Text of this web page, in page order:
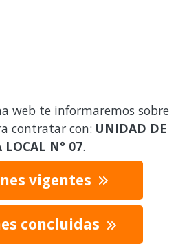
web te informaremos sobre
contratar con: UNIDAD DE
LOCAL N° 07.
vigentes
concluidas